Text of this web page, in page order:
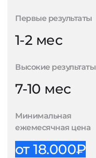
Первые результаты
1-2 мес
Высокие результаты
7-10 мес
Минимальная
ежемесячная цена
от 18.000₽